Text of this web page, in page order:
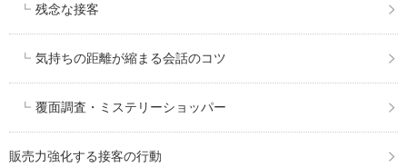
残念な接客
気持ちの距離が縮まる会話のコツ
覆面調査・ミステリーショッパー
販売力強化する接客の行動